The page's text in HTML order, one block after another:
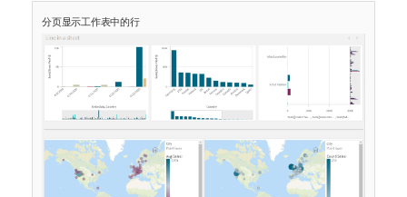
分页显示工作表中的行